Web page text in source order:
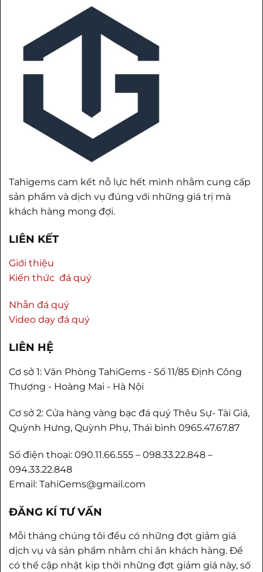
Tahigems cam kết nỗ lực hết mình nhằm cung cấp
sản phẩm và dịch vụ đúng với những giá trị mà
khách hàng mong đợi.
LIÊN KẾT
Giới thiệu
Kiến thức đá quý
Nhẫn đá quý
Video dạy đá quý
LIÊN HỆ
Cơ sở 1: Văn Phòng TahiGems - Số 11/85 Định Công
Thượng - Hoàng Mai - Hà Nội
Cơ sở 2: Cửa hàng vàng bạc đá quý Thêu Sự- Tài Giá,
Quỳnh Hưng, Quỳnh Phụ, Thái bình 0965.47.67.87
Số điện thoại: 090.11.66.555 – 098.33.22.848 –
094.33.22.848
Email: TahiGems@gmail.com
ĐĂNG KÍ TƯ VẤN
Mỗi tháng chúng tôi đều có những đợt giảm giá
dịch vụ và sản phẩm nhằm chi ân khách hàng. Để
có thể cập nhật kịp thời những đợt giảm giá này, số